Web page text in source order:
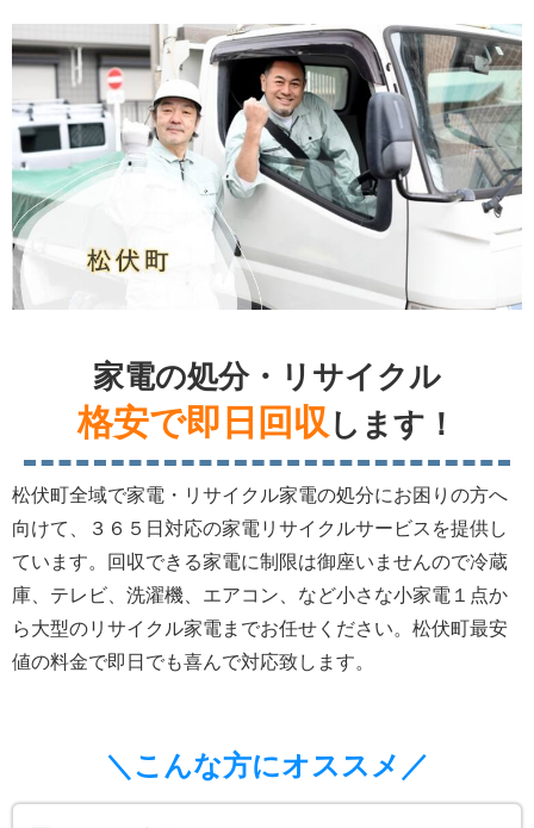
家電の処分・リサイクル
格安で即日回収します！
松伏町全域で家電・リサイクル家電の処分にお困りの方へ
向けて、３６５日対応の家電リサイクルサービスを提供し
ています。回収できる家電に制限は御座いませんので冷蔵
庫、テレビ、洗濯機、エアコン、など小さな小家電１点か
ら大型のリサイクル家電までお任せください。松伏町最安
値の料金で即日でも喜んで対応致します。
＼こんな方にオススメ／